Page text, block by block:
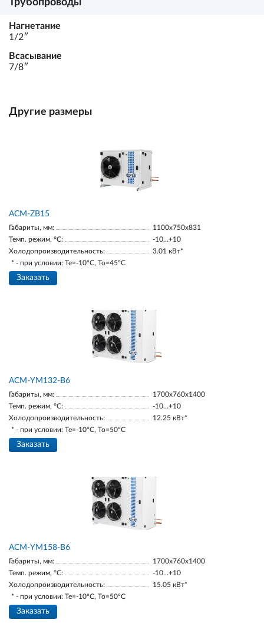
Трубопроводы
Нагнетание
1/2ʺ
Всасывание
7/8ʺ
Другие размеры
ACM-ZB15
Габариты, мм:
1100х750х831
Темп. режим, °С:
-10…+10
Холодопроизводительность:
3.01 кВт*
* - при условии: Te=-10ºC, To=45ºC
Заказать
АСМ-YM132-В6
Габариты, мм:
1700х760х1400
Темп. режим, °С:
-10…+10
Холодопроизводительность:
12.25 кВт*
* - при условии: Te=-10ºC, To=50ºC
Заказать
АСМ-YM158-В6
Габариты, мм:
1700х760х1400
Темп. режим, °С:
-10…+10
Холодопроизводительность:
15.05 кВт*
* - при условии: Te=-10ºC, To=50ºC
Заказать